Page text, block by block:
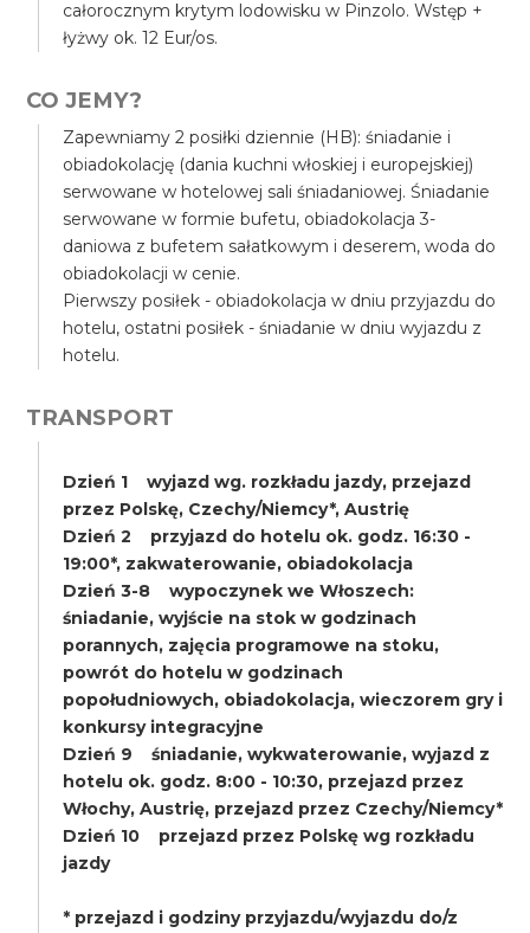
całorocznym krytym lodowisku w Pinzolo. Wstęp +
łyżwy ok. 12 Eur/os.
CO JEMY?
Zapewniamy 2 posiłki dziennie (HB): śniadanie i
obiadokolację (dania kuchni włoskiej i europejskiej)
serwowane w hotelowej sali śniadaniowej. Śniadanie
serwowane w formie bufetu, obiadokolacja 3-
daniowa z bufetem sałatkowym i deserem, woda do
obiadokolacji w cenie.
Pierwszy posiłek - obiadokolacja w dniu przyjazdu do
hotelu, ostatni posiłek - śniadanie w dniu wyjazdu z
hotelu.
TRANSPORT
Dzień 1 wyjazd wg. rozkładu jazdy, przejazd
przez Polskę, Czechy/Niemcy*, Austrię
Dzień 2 przyjazd do hotelu ok. godz. 16:30 -
19:00*, zakwaterowanie, obiadokolacja
Dzień 3-8 wypoczynek we Włoszech:
śniadanie, wyjście na stok w godzinach
porannych, zajęcia programowe na stoku,
powrót do hotelu w godzinach
popołudniowych, obiadokolacja, wieczorem gry i
konkursy integracyjne
Dzień 9 śniadanie, wykwaterowanie, wyjazd z
hotelu ok. godz. 8:00 - 10:30, przejazd przez
Włochy, Austrię, przejazd przez Czechy/Niemcy*
Dzień 10 przejazd przez Polskę wg rozkładu
jazdy
* przejazd i godziny przyjazdu/wyjazdu do/z